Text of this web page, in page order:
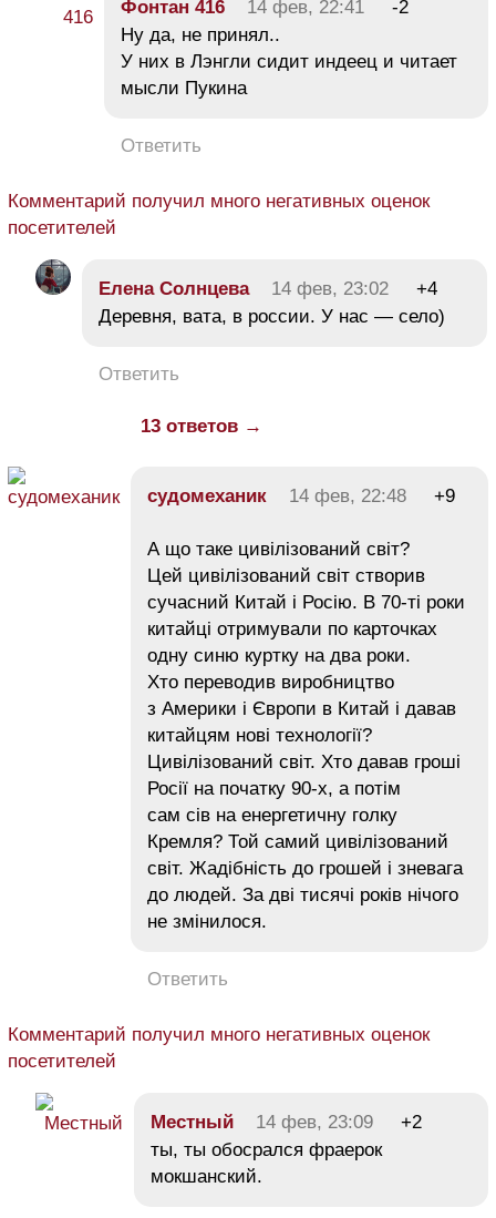
Фонтан 416 14 фев, 22:41
-2
Ну да, не принял..
У них в Лэнгли сидит индеец и читает
мысли Пукина
Ответить
Комментарий получил много негативных оценок
посетителей
Елена Солнцева 14 фев, 23:02
+4
Деревня, вата, в россии. У нас — село)
Ответить
13 ответов →
судомеханик 14 фев, 22:48 +9
А що таке цивілізований світ?
Цей цивілізований світ створив
сучасний Китай і Росію. В 70-ті роки
китайці отримували по карточках
одну синю куртку на два роки.
Хто переводив виробництво
з Америки і Європи в Китай і давав
китайцям нові технології?
Цивілізований світ. Хто давав гроші
Росії на початку 90-х, а потім
сам сів на енергетичну голку
Кремля? Той самий цивілізований
світ. Жадібність до грошей і зневага
до людей. За дві тисячі років нічого
не змінилося.
Ответить
Комментарий получил много негативных оценок
посетителей
Местный 14 фев, 23:09
+2
ты, ты обосрался фраерок
мокшанский.